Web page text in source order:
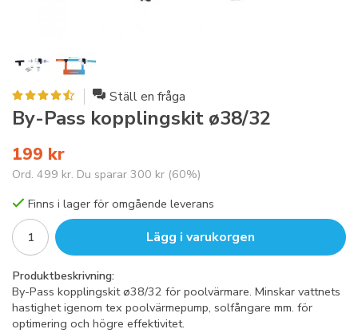
Ställ en fråga
By-Pass kopplingskit ø38/32
199 kr
Ord. 499 kr. Du sparar 300 kr (60%)
Finns i lager för omgående leverans
Lägg i varukorgen
Produktbeskrivning:
By-Pass kopplingskit ø38/32 för poolvärmare. Minskar vattnets
hastighet igenom tex poolvärmepump, solfångare mm. för
optimering och högre effektivitet.